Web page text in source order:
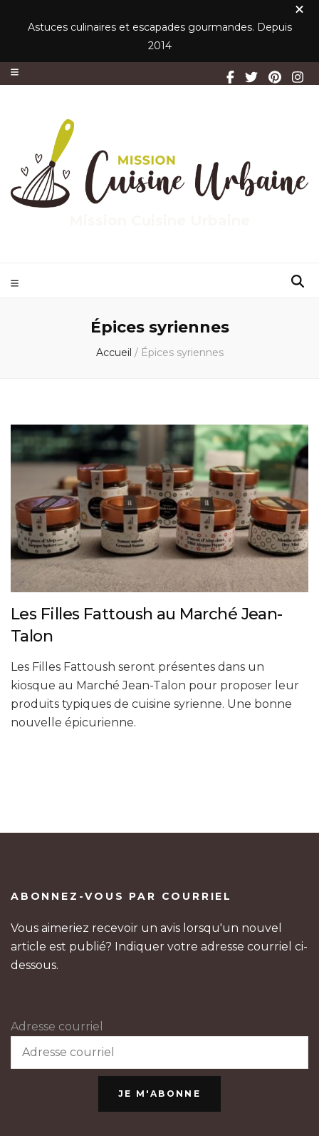
Astuces culinaires et escapades gourmandes. Depuis
2014
Épices syriennes
Accueil / Épices syriennes
Les Filles Fattoush au Marché Jean-
Talon
Les Filles Fattoush seront présentes dans un
kiosque au Marché Jean-Talon pour proposer leur
produits typiques de cuisine syrienne. Une bonne
nouvelle épicurienne.
ABONNEZ-VOUS PAR COURRIEL
Vous aimeriez recevoir un avis lorsqu'un nouvel
article est publié? Indiquer votre adresse courriel ci-
dessous.
Adresse courriel
JE M'ABONNE